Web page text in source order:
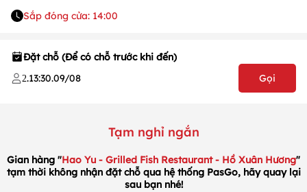
Sắp đóng cửa: 14:00
Đặt chỗ (Để có chỗ trước khi đến)
2.13:30.09/08 Gọi
Tạm nghỉ ngắn
Gian hàng "Hao Yu - Grilled Fish Restaurant - Hồ Xuân Hương"
tạm thời không nhận đặt chỗ qua hệ thống PasGo, hãy quay lại
sau bạn nhé!